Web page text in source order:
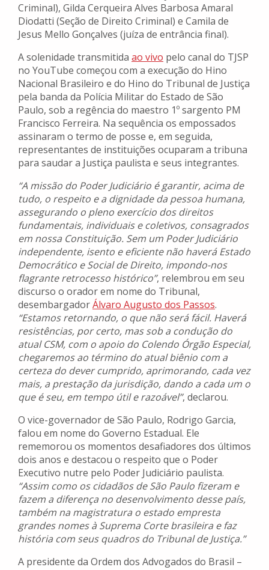
Criminal), Gilda Cerqueira Alves Barbosa Amaral
Diodatti (Seção de Direito Criminal) e Camila de
Jesus Mello Gonçalves (juíza de entrância final).
A solenidade transmitida ao vivo pelo canal do TJSP
no YouTube começou com a execução do Hino
Nacional Brasileiro e do Hino do Tribunal de Justiça
pela banda da Polícia Militar do Estado de São
Paulo, sob a regência do maestro 1º sargento PM
Francisco Ferreira. Na sequência os empossados
assinaram o termo de posse e, em seguida,
representantes de instituições ocuparam a tribuna
para saudar a Justiça paulista e seus integrantes.
“A missão do Poder Judiciário é garantir, acima de
tudo, o respeito e a dignidade da pessoa humana,
assegurando o pleno exercício dos direitos
fundamentais, individuais e coletivos, consagrados
em nossa Constituição. Sem um Poder Judiciário
independente, isento e eficiente não haverá Estado
Democrático e Social de Direito, impondo-nos
flagrante retrocesso histórico”, relembrou em seu
discurso o orador em nome do Tribunal,
desembargadorÁlvaro Augusto dos Passos.
“Estamos retornando, o que não será fácil. Haverá
resistências, por certo, mas sob a condução do
atual CSM, com o apoio do Colendo Órgão Especial,
chegaremos ao término do atual biênio com a
certeza do dever cumprido, aprimorando, cada vez
mais, a prestação da jurisdição, dando a cada um o
que é seu, em tempo útil e razoável”, declarou.
O vice-governador de São Paulo, Rodrigo Garcia,
falou em nome do Governo Estadual. Ele
rememorou os momentos desafiadores dos últimos
dois anos e destacou o respeito que o Poder
Executivo nutre pelo Poder Judiciário paulista.
“Assim como os cidadãos de São Paulo fizeram e
fazem a diferença no desenvolvimento desse país,
também na magistratura o estado empresta
grandes nomes à Suprema Corte brasileira e faz
história com seus quadros do Tribunal de Justiça.”
A presidente da Ordem dos Advogados do Brasil –